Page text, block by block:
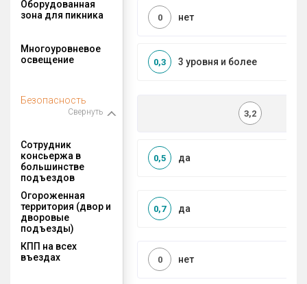
Оборудованная
зона для пикника
нет
0
Многоуровневое
освещение
3 уровня и более
0,3
Безопасность
Свернуть 3,2
Сотрудник
консьержа в
большинстве
подъездов
да
0,5
Огороженная
территория (двор и
дворовые
подъезды)
да
0,7
КПП на всех
въездах
нет
0